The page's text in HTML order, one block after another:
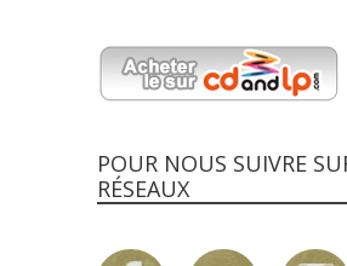
POUR NOUS SUIVRE
RÉSEAUX